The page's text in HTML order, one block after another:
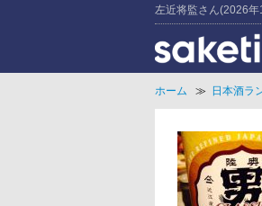
左近将監さん(2026
ホーム ≫ 日本酒ラ